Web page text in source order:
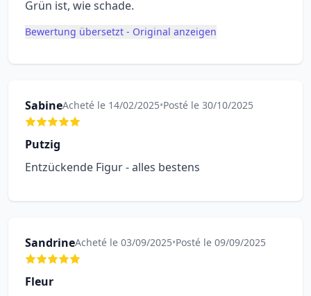
Grün ist, wie schade.
Bewertung übersetzt - Original anzeigen
SabineAcheté le 14/02/2025•Posté le 30/10/2025
Putzig
Entzückende Figur - alles bestens
SandrineAcheté le 03/09/2025•Posté le 09/09/2025
Fleur